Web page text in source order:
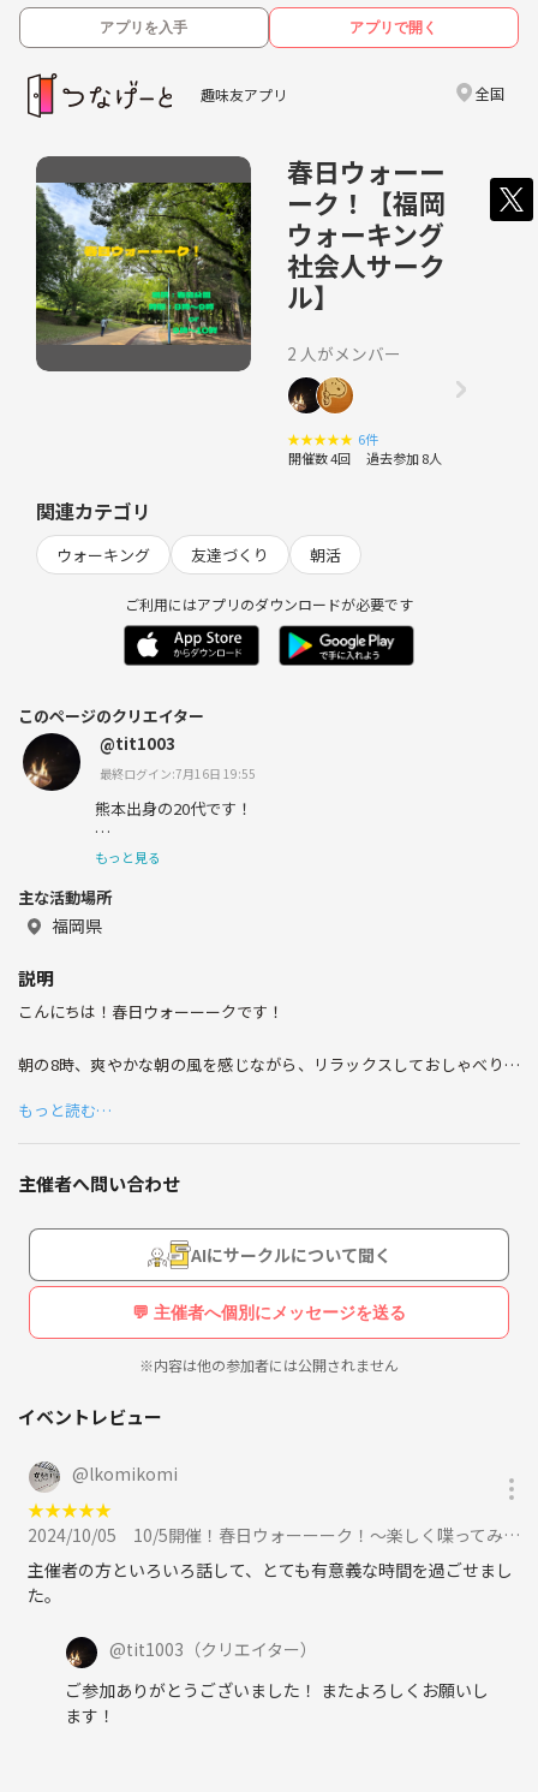
アプリを入手 アプリで開く
趣味友アプリ 全国
春日ウォーー
ーク！【福岡
ウォーキング
社会人サーク
ル】
2 人がメンバー
★★★★★ 6件
開催数 4回 過去参加 8人
関連カテゴリ
ウォーキング 友達づくり 朝活
ご利用にはアプリのダウンロードが必要です
このページのクリエイター
@tit1003
最終ログイン:7月16日 19:55
熊本出身の20代です！
好きなこと▶︎キャンプ🗻、筋トレ🏋🏻、読書📖
よろしくお願いします😆
もっと見る
主な活動場所
福岡県
説明
こんにちは！春日ウォーーークです！
朝の8時、爽やかな朝の風を感じながら、リラックスしておしゃべりし
⭐️自分1人では起きられないけど、誰かの約束なら起きられる！誰かと
朝を有意義に使いたい！そう思って作ったのがきっかけです⭐️
ーーーー✨こんな人におすすめです✨ーーーーー
🟠健康的な運動と楽しいひとときを共有しながら、新しい友達やコミ
ュニティを見つけたい方
🟠朝8時にウォーキングに楽しむ、穏やかでリフレッシュできる時間を
🟠せっかくの休日、朝から有意義に過ごしたい方
🟠朝から運動したいけど1人ではうまく起きられない方
【詳細】
場所：春日公園（福岡県春日市原町3丁目1−14）
＊詳しい集合場所はメッセージでお伝えします！
時間：8時〜9時 or 9時〜10時（春日公園を2周）
服装：歩ける服装
参加希望の方は申し込み後に、
以下の3点をメッセージください😁
（前日までにご連絡をお願いします！当日のご連絡は、対応できない場
もっと読む…
主催者へ問い合わせ
AIにサークルについて聞く
💬 主催者へ個別にメッセージを送る
※内容は他の参加者には公開されません
イベントレビュー
@lkomikomi
★★★★★
2024/10/05
10/5開催！春日ウォーーーク！～楽しく喋ってみんなで朝活！～に参加
主催者の方といろいろ話して、とても有意義な時間を過ごせまし
た。
@tit1003 （クリエイター）
ご参加ありがとうございました！ またよろしくお願いし
ます！